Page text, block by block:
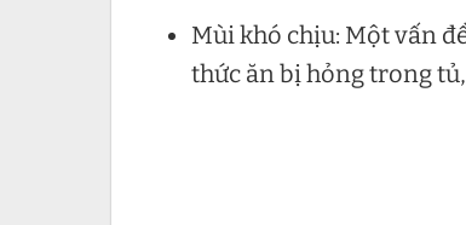
Mùi khó chịu: Một vấn
thức ăn bị hỏng trong